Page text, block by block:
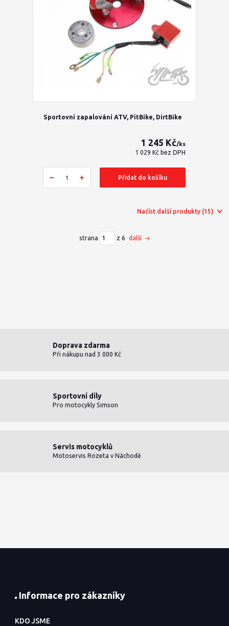
Sportovní zapalování ATV, PitBike, DirtBike
1 245 Kč/ks
1 029 Kč bez DPH
Přidat do košíku
Načíst další produkty (15)
strana z 6 další
Doprava zdarma
Při nákupu nad 3 000 Kč
Sportovní díly
Pro motocykly Simson
Servis motocyklů
Motoservis Rozeta v Náchodě
Informace pro zákazníky
KDO JSME